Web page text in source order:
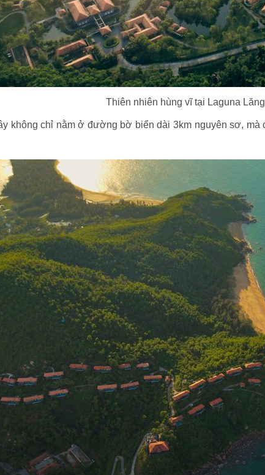
Thiên nhiên hùng vĩ tại Laguna
không chỉ nằm ở đường bờ biển dài 3km nguyên sơ,